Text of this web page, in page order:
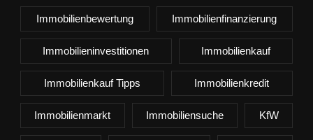
Immobilienbewertung Immobilienfinanzierung
Immobilieninvestitionen Immobilienkauf
Immobilienkauf Tipps Immobilienkredit
Immobilienmarkt Immobiliensuche KfW